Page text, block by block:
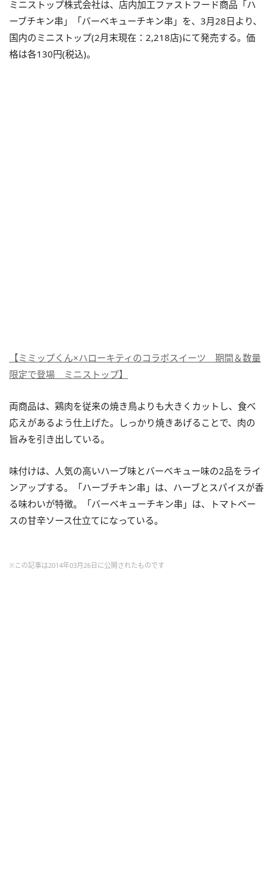
ミニストップ株式会社は、店内加工ファストフード商品「ハ
ーブチキン串」「バーベキューチキン串」を、3月28日より、
国内のミニストップ(2月末現在：2,218店)にて発売する。価
格は各130円(税込)。
【ミミップくん×ハローキティのコラボスイーツ 期間＆数量
限定で登場 ミニストップ】
両商品は、鶏肉を従来の焼き鳥よりも大きくカットし、食べ
応えがあるよう仕上げた。しっかり焼きあげることで、肉の
旨みを引き出している。
味付けは、人気の高いハーブ味とバーベキュー味の2品をライ
ンアップする。「ハーブチキン串」は、ハーブとスパイスが香
る味わいが特徴。「バーベキューチキン串」は、トマトベー
スの甘辛ソース仕立てになっている。
※この記事は2014年03月26日に公開されたものです